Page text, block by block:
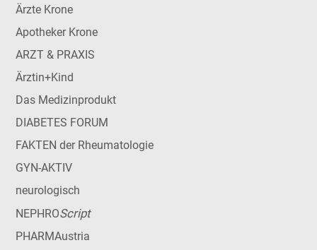
Ärzte Krone
Apotheker Krone
ARZT & PRAXIS
Ärztin+Kind
Das Medizinprodukt
DIABETES FORUM
FAKTEN der Rheumatologie
GYN-AKTIV
neurologisch
NEPHROScript
PHARMAustria